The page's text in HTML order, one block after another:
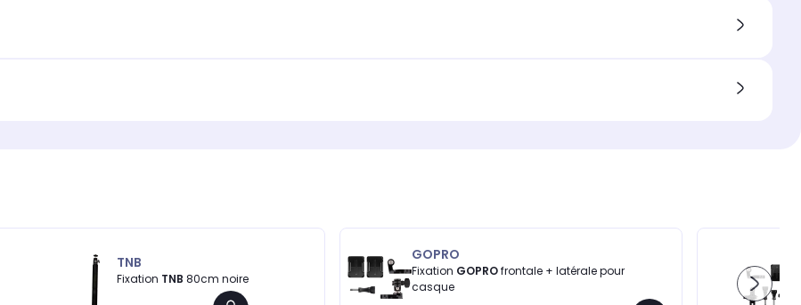
TNB
Fixation TNB 80cm noire
GOPRO
Fixation GOPRO
casque